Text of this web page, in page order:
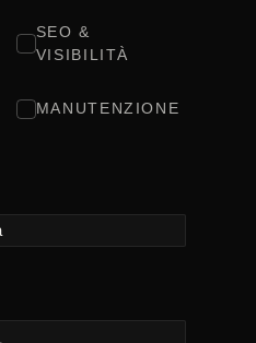
SEO &
VISIBILITÀ
MANUTENZIONE